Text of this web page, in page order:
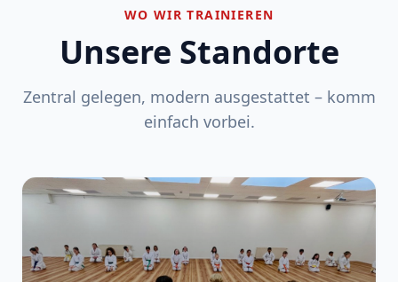
WO WIR TRAINIEREN
Unsere Standorte
Zentral gelegen, modern ausgestattet – komm
einfach vorbei.